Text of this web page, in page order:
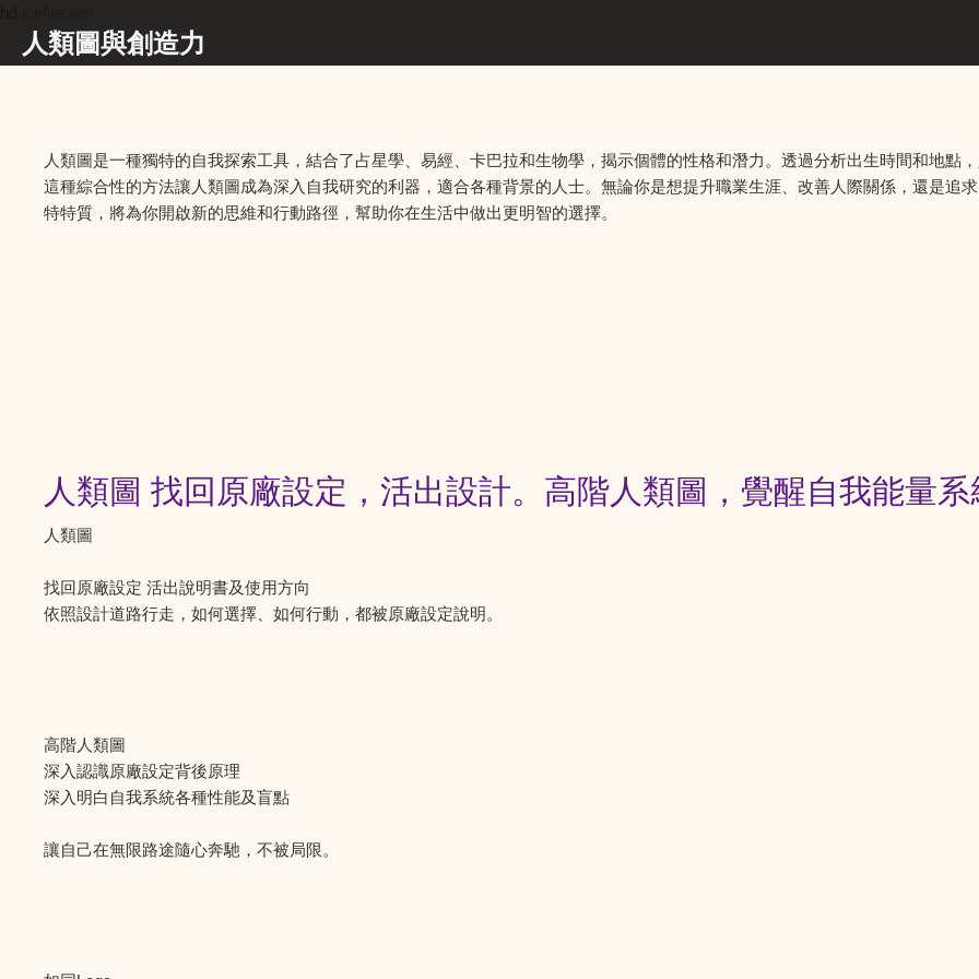
人類圖與創造力
人類圖是一種獨特的自我探索工具，結合了占星學、易經、卡巴拉和生物學，揭示個體的性格和潛力。透過分析出生時間和地點
這種綜合性的方法讓人類圖成為深入自我研究的利器，適合各種背景的人士。無論你是想提升職業生涯、改善人際關係，還是追
特特質，將為你開啟新的思維和行動路徑，幫助你在生活中做出更明智的選擇。
人類圖 找回原廠設定，活出設計。高階人類圖，覺醒自我能量
人類圖
找回原廠設定 活出說明書及使用方向
依照設計道路行走，如何選擇、如何行動，都被原廠設定說明。
高階人類圖
深入認識原廠設定背後原理
深入明白自我系統各種性能及盲點
讓自己在無限路途隨心奔馳，不被局限。